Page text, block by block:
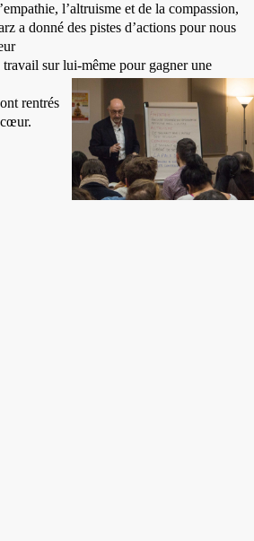
l’altruisme et de la compassion,
a donné des pistes d’actions pour nous
sur lui-même pour gagner une
rentrés